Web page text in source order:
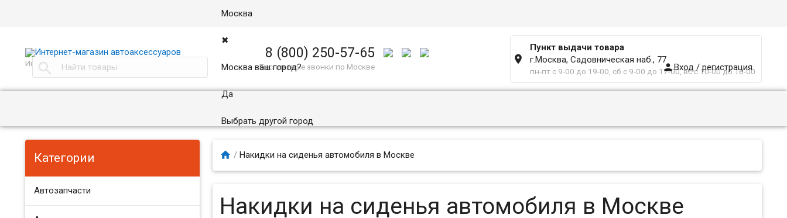

Москва
✖
Москва ваш город?
Да
Выбрать другой город
Вход / регистрация
Интернет магазин автоаксессуаров в Москве
8 (800) 250-57-65
Бесплатные звонки по Москве
Пункт выдачи товара
 г.Москва, Садовническая наб., 77
пн-пт с 9-00 до 19-00, сб с 9-00 до 17-00, вс с 10-00 до 16-00
Категории
Автозапчасти
 /Накидки на сиденья автомобиля в Москве
Накидки на сиденья автомобиля в Москве